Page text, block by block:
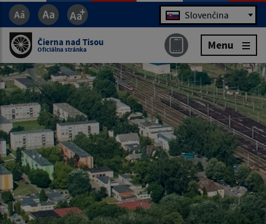
Jazyk Slovenčina
Čierna nad Tisou
Oficiálna stránka Menu